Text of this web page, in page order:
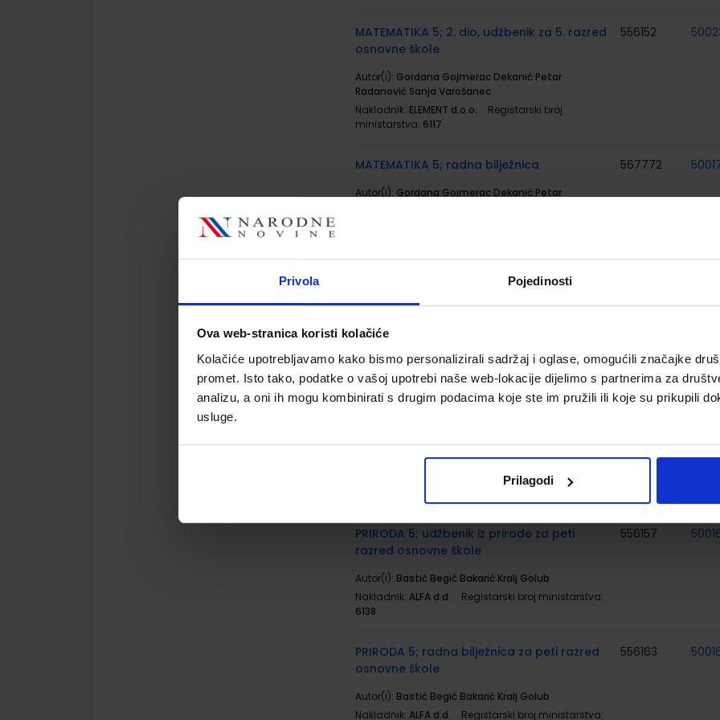
Privola Pojedinosti
Ova web-stranica koristi kolačiće
Kolačiće upotrebljavamo kako bismo personalizirali sadržaj i oglase, omogućili značajke
promet. Isto tako, podatke o vašoj upotrebi naše web-lokacije dijelimo s partnerima za
analizu, a oni ih mogu kombinirati s drugim podacima koje ste im pružili ili koje su prikupili
usluge.
Prilagodi
MATEMATIKA 5; 2. dio, udžbenik za 5. razred
osnovne škole
Autor(i): Gordana Gojmerac Dekanić Petar
Radanović Sanja Varošanec
Nakladnik: ELEMENT d.o.o.
Registarski broj
ministarstva: 6117
556152
MATEMATIKA 5; radna bilježnica
Autor(i): Gordana Gojmerac Dekanić Petar
567772
#MOJPORTAL5; udžbenik informatike s
Autor(i):
Nakladnik:ŠKOLSKA KNJIGA d.d.
Registarski broj
ministarstva:6063
Babić Bubica Leko Dimovski grupa autora
ŠKOLSKA KNJIGA d.d.
Registarski broj
PRIRODA 5; udžbenik iz prirode za peti
razred osnovne škole
Autor(i): Bastić Begić Bakarić Kralj Golub
Nakladnik: ALFA d.d.
Registarski broj ministarstva:
6138
556157
PRIRODA 5; radna bilježnica za peti razred
osnovne škole
Autor(i): Bastić Begić Bakarić Kralj Golub
Nakladnik: ALFA d.d. Registarski broj ministarstva:
556163